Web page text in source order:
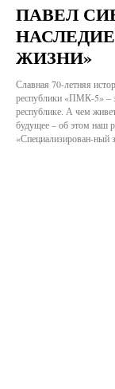
ПАВЕЛ
ЖИЗНИ»
Славная 70-летняя
республики «ПМК-5» –
республике. А чем
будущее – об этом наш
«Специализирован-